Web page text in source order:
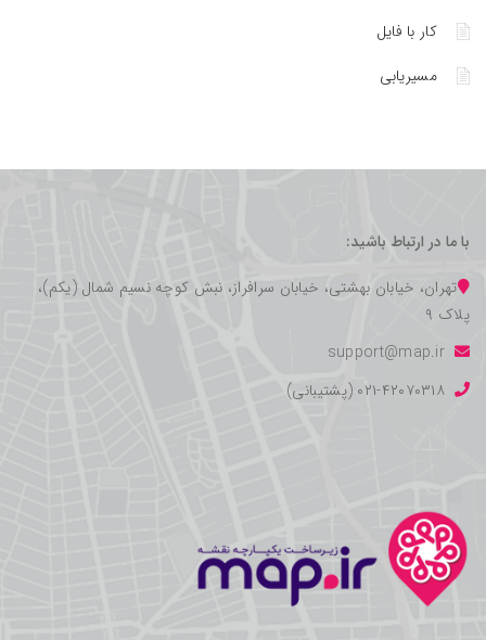
کار با فایل
مسیریابی
با ما در ارتباط باشید:
تهران، خیابان بهشتی، خیابان سرافراز، نبش کوچه نسیم شمال (یکم)،
پلاک ۹